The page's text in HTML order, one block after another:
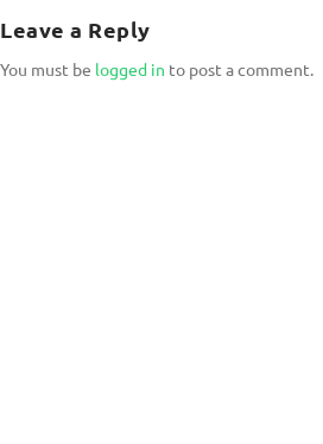
Leave a Reply
You must be logged in to post a comment.